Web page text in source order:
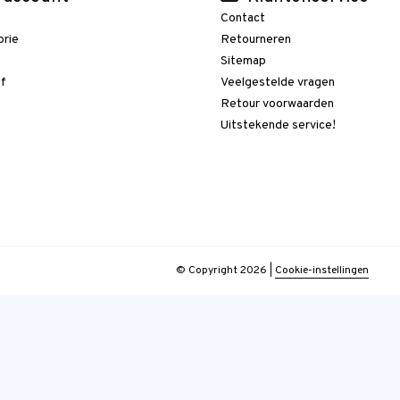
Contact
Retourneren
Sitemap
Veelgestelde vragen
Retour voorwaarden
Uitstekende service!
© Copyright 2026 Cookie-instellingen